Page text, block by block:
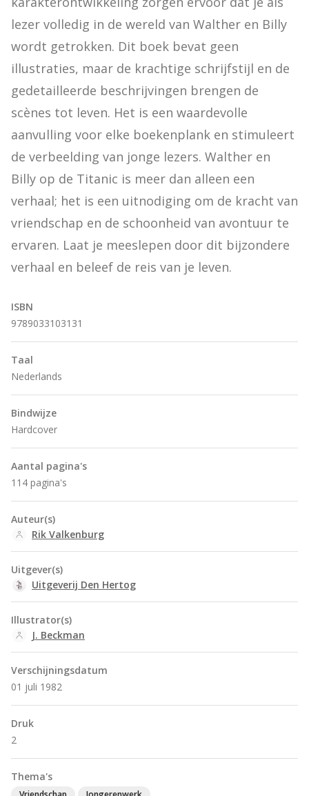
lezer volledig in de wereld van Walther en Billy
wordt getrokken. Dit boek bevat geen
illustraties, maar de krachtige schrijfstijl en de
gedetailleerde beschrijvingen brengen de
scènes tot leven. Het is een waardevolle
aanvulling voor elke boekenplank en stimuleert
de verbeelding van jonge lezers. Walther en
Billy op de Titanic is meer dan alleen een
verhaal; het is een uitnodiging om de kracht van
vriendschap en de schoonheid van avontuur te
ervaren. Laat je meeslepen door dit bijzondere
verhaal en beleef de reis van je leven.
ISBN
9789033103131
Taal
Nederlands
Bindwijze
Hardcover
Aantal pagina's
114 pagina's
Auteur(s)
Rik Valkenburg
Uitgever(s)
Uitgeverij Den Hertog
Illustrator(s)
J. Beckman
Verschijningsdatum
01 juli 1982
Druk
2
Thema's